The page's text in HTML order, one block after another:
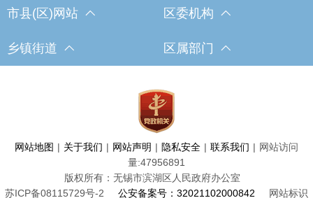
市县(区)网站 区委机构
乡镇街道 区属部门
网站地图 | 关于我们 | 网站声明 | 隐私安全 | 联系我们 | 网站访问
量:47956891
版权所有：无锡市滨湖区人民政府办公室
苏ICP备08115729号-2
公安备案号：32021102000842 网站标识